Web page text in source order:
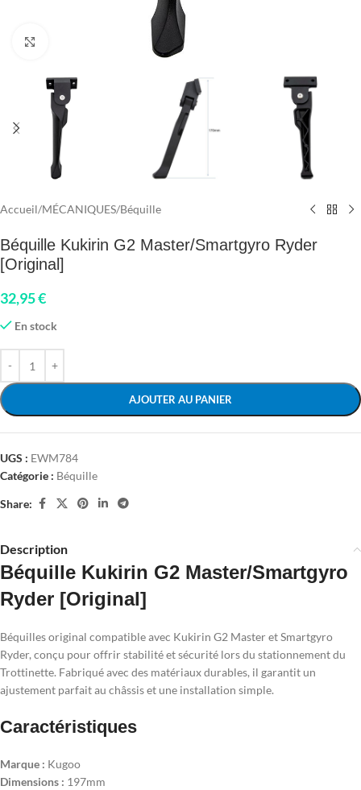
Accueil/MÉCANIQUES/Béquille
Béquille Kukirin G2 Master/Smartgyro Ryder
[Original]
32,95€
En stock
AJOUTER AU PANIER
UGS : EWM784
Catégorie : Béquille
Share:
Description
Béquille Kukirin G2 Master/Smartgyro
Ryder [Original]
Béquilles original compatible avec Kukirin G2 Master et Smartgyro
Ryder, conçu pour offrir stabilité et sécurité lors du stationnement du
Trottinette. Fabriqué avec des matériaux durables, il garantit un
ajustement parfait au châssis et une installation simple.
Caractéristiques
Marque : Kugoo
Dimensions : 197mm